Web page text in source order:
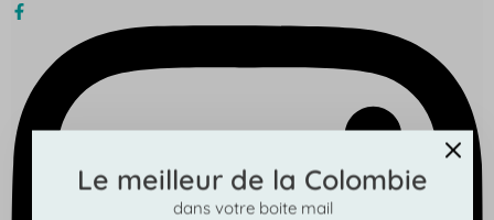
Le meilleur de la Colombie
dans votre boite mail